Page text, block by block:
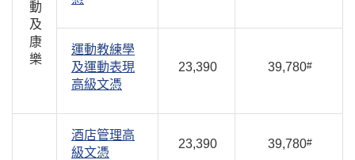
動
及
康
樂
運動教練學
及運動表現
高級文憑
23,390 39,780#
酒店管理高
級文憑
23,390 39,780#